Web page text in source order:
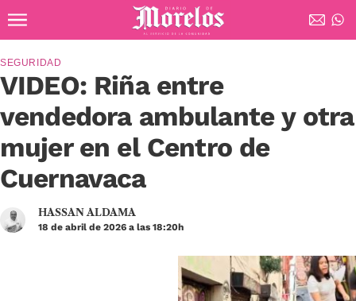
Diario de Morelos
VIDEO: Riña entre
vendedora ambulante y otra
mujer en el Centro de
Cuernavaca
SEGURIDAD
HASSAN ALDAMA
18 de abril de 2026 a las 18:20h